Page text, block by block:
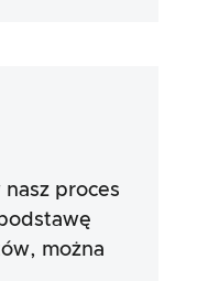
wyników
składnikach
oświadczeniach
dostarczonych
z tych
na własne
na celu
nasz proces
można